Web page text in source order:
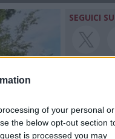
of your personal or
the below opt-out section
is processed you may
SEGUICI